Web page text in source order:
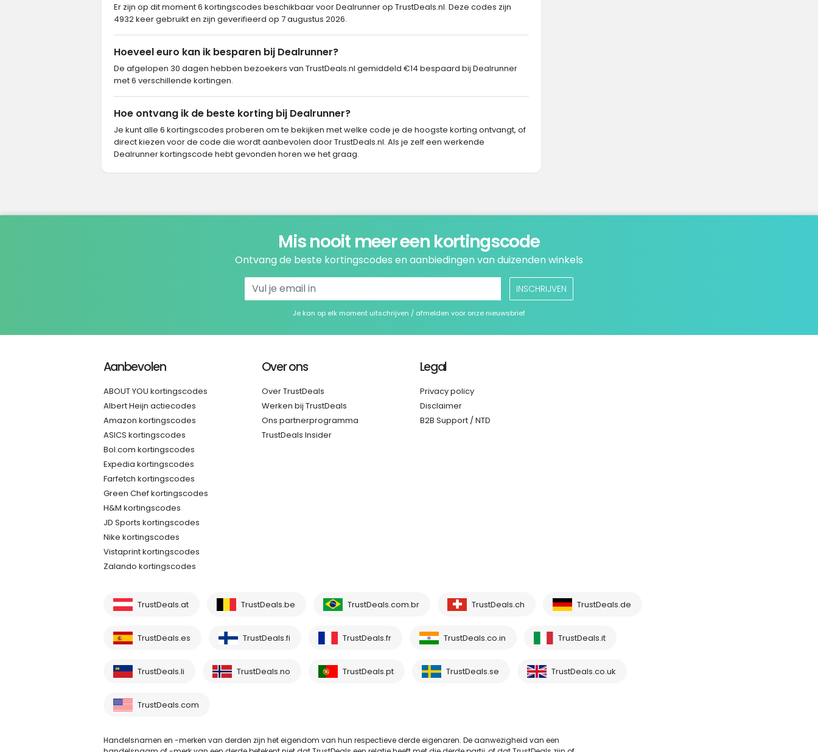
Er zijn op dit moment 6 kortingscodes beschikbaar voor Dealrunner op TrustDeals.nl. Deze codes zijn
4932 keer gebruikt en zijn geverifieerd op 7 augustus 2026.
Hoeveel euro kan ik besparen bij Dealrunner?
De afgelopen 30 dagen hebben bezoekers van TrustDeals.nl gemiddeld €14 bespaard bij Dealrunner
met 6 verschillende kortingen.
Hoe ontvang ik de beste korting bij Dealrunner?
Je kunt alle 6 kortingscodes proberen om te bekijken met welke code je de hoogste korting ontvangt, of
direct kiezen voor de code die wordt aanbevolen door TrustDeals.nl. Als je zelf een werkende
Dealrunner kortingscode hebt gevonden horen we het graag.
Mis nooit meer een kortingscode
Ontvang de beste kortingscodes en aanbiedingen van duizenden winkels
INSCHRIJVEN
Je kan op elk moment uitschrijven / afmelden voor onze nieuwsbrief
Aanbevolen
ABOUT YOU kortingscodes
Albert Heijn actiecodes
Amazon kortingscodes
ASICS kortingscodes
Bol.com kortingscodes
Expedia kortingscodes
Farfetch kortingscodes
Green Chef kortingscodes
H&M kortingscodes
JD Sports kortingscodes
Nike kortingscodes
Vistaprint kortingscodes
Zalando kortingscodes
Over ons
Over TrustDeals
Werken bij TrustDeals
Ons partnerprogramma
TrustDeals Insider
Legal
Privacy policy
Disclaimer
B2B Support / NTD
TrustDeals.at TrustDeals.be TrustDeals.com.br TrustDeals.ch TrustDeals.de
TrustDeals.es TrustDeals.fi TrustDeals.fr TrustDeals.co.in TrustDeals.it
TrustDeals.li TrustDeals.no TrustDeals.pt TrustDeals.se TrustDeals.co.uk
TrustDeals.com
Handelsnamen en -merken van derden zijn het eigendom van hun respectieve derde eigenaren. De aanwezigheid van een